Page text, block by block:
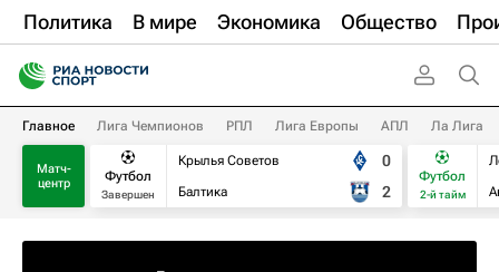
Политика В мире Экономика Общество
Главное Лига Чемпионов РПЛ Лига Европы АПЛ Ла Лига
Матч-
центр
Футбол
Завершен
Крылья Советов
Балтика
0
2
Футбол
2-й тайм